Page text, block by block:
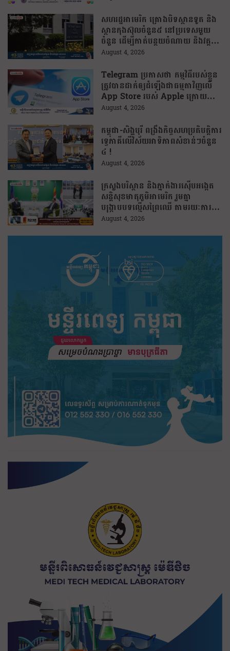
សហរដ្ឋអាមេរិក គ្រោងបិទស្ថានទូត និង
ស្ថានកុងស៊ុលចំនួន៥ នៅប្រទេសមួយ
ចំនួន ដើម្បីកាត់បន្ថយចំណាយ និងវត្ត
មានការទូតដែលគ្មានប្រសិទ្ធភាព
August 4, 2026
Telegram ប្រកាសថា កម្មវិធីរបស់ខ្លួន
ត្រូវបានដាក់ឲ្យដំឡើងជាធម្មតាវិញលើ
App Store របស់ Apple ក្រោយបាត់
ខ្លួនដោយគ្មានការបញ្ជាក់ពីមូលហេតុ
August 4, 2026
កម្ពុជា-សិង្ហបុរី ពង្រឹងកិច្ចសហប្រតិបត្តិការ
ទ្វេភាគីលើវិស័យអាទិភាពសំខាន់ៗចំនួន
៤ !
August 4, 2026
ក្រសួងបរិស្ថាន និងភ្នាក់ងារស៊ើបអង្កេត
សន្តិសុខមាតុភូមិអាមេរិក រួមគ្នា
បង្រ្កាបបទល្មើសព្រៃឈើ តាមរយៈការប្រើ
ប្រាស់បច្ចេកវិទ្យា
August 4, 2026